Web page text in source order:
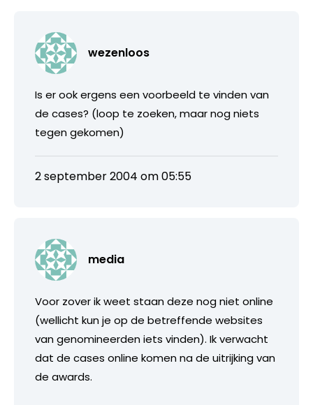
wezenloos
Is er ook ergens een voorbeeld te vinden van
de cases? (loop te zoeken, maar nog niets
tegen gekomen)
2 september 2004 om 05:55
media
Voor zover ik weet staan deze nog niet online
(wellicht kun je op de betreffende websites
van genomineerden iets vinden). Ik verwacht
dat de cases online komen na de uitrijking van
de awards.